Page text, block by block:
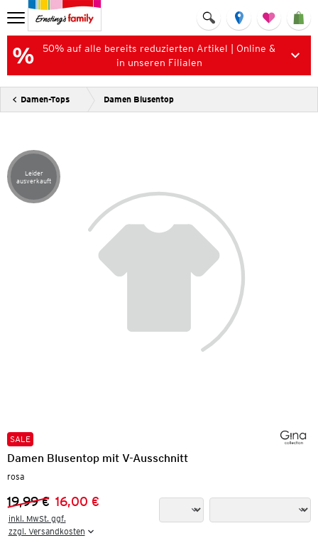
50% auf alle bereits reduzierten Artikel | Online &
in unseren Filialen
Damen-Tops Damen Blusentop
Artikel leider ausverkauft
Leider
ausverkauft
SALE
Damen Blusentop mit V-Ausschnitt
rosa
Vorheriger Preis:
19,99 €
Neuer Preis:
16,00 €
inkl. MwSt. ggf.
zzgl. Versandkosten